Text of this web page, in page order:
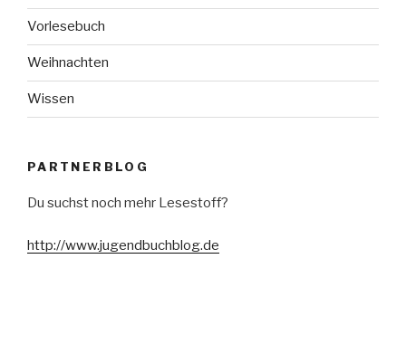
Vorlesebuch
Weihnachten
Wissen
PARTNERBLOG
Du suchst noch mehr Lesestoff?
http://www.jugendbuchblog.de